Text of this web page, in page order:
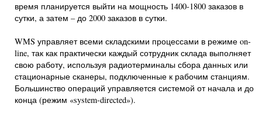
время планируется выйти на мощность 1400-1800 заказов в
сутки, а затем – до 2000 заказов в сутки.
WMS управляет всеми складскими процессами в режиме on-
line, так как практически каждый сотрудник склада выполняет
свою работу, используя радиотерминалы сбора данных или
стационарные сканеры, подключенные к рабочим станциям.
Большинство операций управляется системой от начала и до
конца (режим «system-directed»).